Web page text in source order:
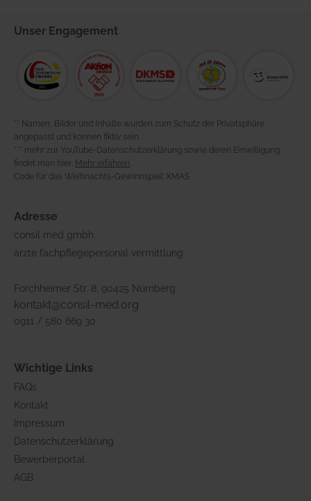
Unser Engagement
** Namen, Bilder und Inhalte wurden zum Schutz der Privatsphäre
angepasst und können fiktiv sein.
*** mehr zur YouTube-Datenschutzerklärung sowie deren Einwilligung
findet man hier: Mehr erfahren
Code für das Weihnachts-Gewinnspiel: XMAS
Adresse
consil med gmbh
ärzte fachpflegepersonal vermittlung
Forchheimer Str. 8, 90425 Nürnberg
kontakt@consil-med.org
0911 / 580 669 30
Wichtige Links
FAQs
Kontakt
Impressum
Datenschutzerklärung
Bewerberportal
AGB